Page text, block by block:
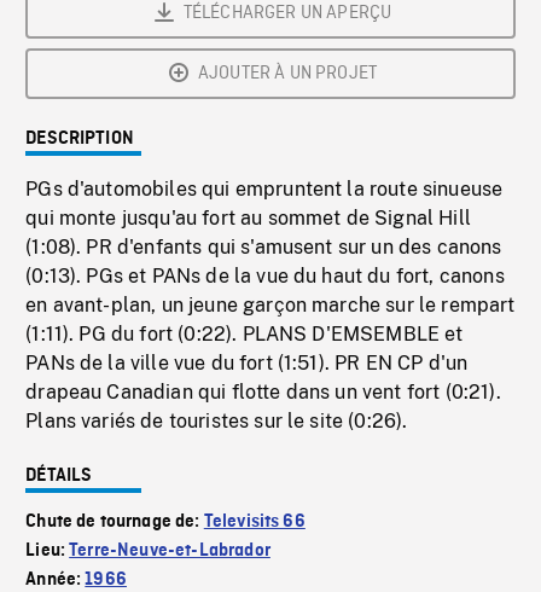
TÉLÉCHARGER UN APERÇU
AJOUTER À UN PROJET
DESCRIPTION
PGs d'automobiles qui empruntent la route sinueuse
qui monte jusqu'au fort au sommet de Signal Hill
(1:08). PR d'enfants qui s'amusent sur un des canons
(0:13). PGs et PANs de la vue du haut du fort, canons
en avant-plan, un jeune garçon marche sur le rempart
(1:11). PG du fort (0:22). PLANS D'EMSEMBLE et
PANs de la ville vue du fort (1:51). PR EN CP d'un
drapeau Canadian qui flotte dans un vent fort (0:21).
Plans variés de touristes sur le site (0:26).
DÉTAILS
Chute de tournage de: Televisits 66
Lieu:Terre-Neuve-et-Labrador
Année:1966